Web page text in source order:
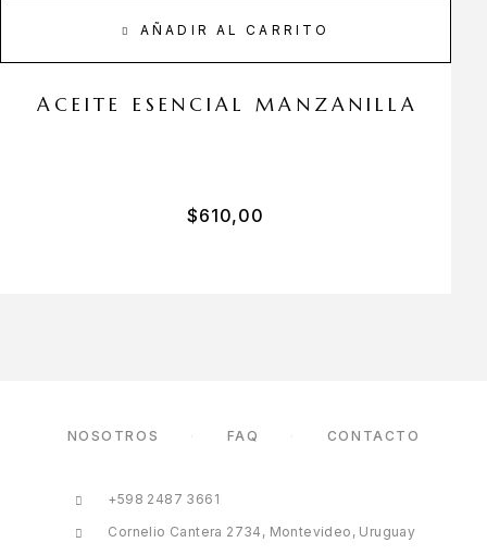
AÑADIR AL CARRITO
ACEITE ESENCIAL MANZANILLA
$610,00
NOSOTROS FAQ CONTACTO
+598 2487 3661
Cornelio Cantera 2734, Montevideo, Uruguay